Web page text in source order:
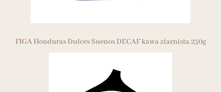
FIGA Honduras Dulces Suenos DECAF kawa ziarnista 250g